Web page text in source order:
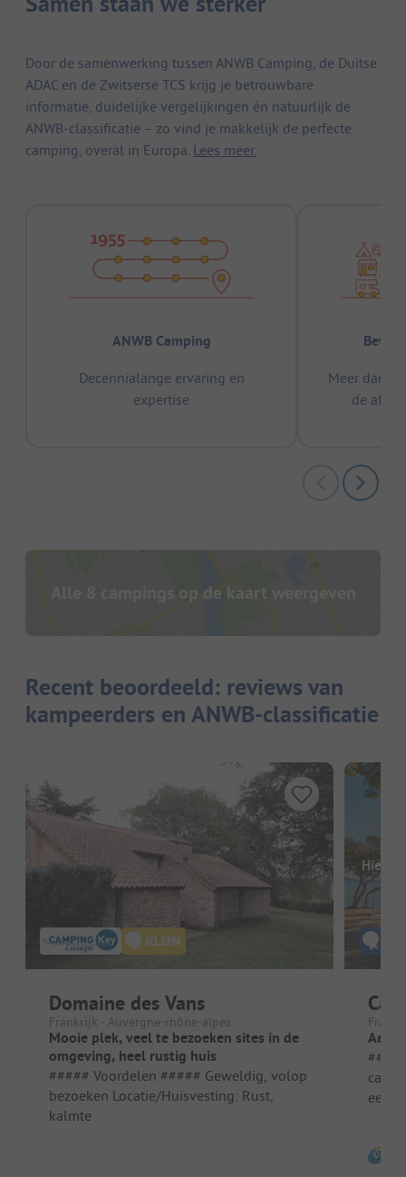
Door de samenwerking tussen ANWB Camping, de Duitse
ADAC en de Zwitserse TCS krijg je betrouwbare
informatie, duidelijke vergelijkingen én natuurlijk de
ANWB-classificatie – zo vind je makkelijk de perfecte
camping, overal in Europa. Lees meer.
ANWB Camping
Decennialange ervaring en
expertise
Meer dan
de
Alle 8 campings op de kaart weergeven
Recent beoordeeld: reviews van
kampeerders en ANWB-classificatie
Domaine des Vans
Frankrijk - Auvergne-rhône-alpes
Mooie plek, veel te bezoeken sites in de
omgeving, heel rustig huis
##### Voordelen ##### Geweldig, volop
bezoeken Locatie/Huisvesting: Rust,
kalmte
Hier
#####
een